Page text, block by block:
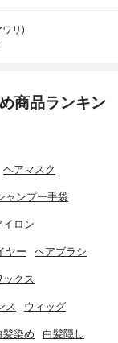
リ)
商品ランキン
ヘアマスク
ャンプー手袋
イロン
ヤー ヘアブラシ
ックス
ス ウィッグ
髪染め 白髪隠し